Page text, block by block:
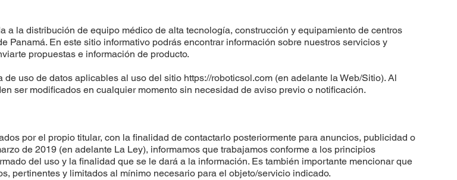
a la distribución de equipo médico de alta tecnología, construcción y equipamiento de centros
En este sitio informativo podrás encontrar información sobre nuestros servicios y
propuestas e información de producto.
de uso de datos aplicables al uso del sitio https://roboticsol.com (en adelante la Web/Sitio). Al
ser modificados en cualquier momento sin necesidad de aviso previo o notificación.
por el propio titular, con la finalidad de contactarlo posteriormente para anuncios, publicidad o
de 2019 (en adelante La Ley), informamos que trabajamos conforme a los principios
del uso y la finalidad que se le dará a la información. Es también importante mencionar que
pertinentes y limitados al mínimo necesario para el objeto/servicio indicado.